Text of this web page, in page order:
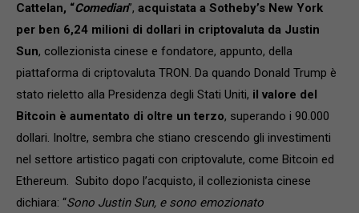
Cattelan, “Comedian”, acquistata a Sotheby’s New York
per ben 6,24 milioni di dollari in criptovaluta da Justin
Sun, collezionista cinese e fondatore, appunto, della
piattaforma di criptovaluta TRON. Da quando Donald Trump è
stato rieletto alla Presidenza degli Stati Uniti, il valore del
Bitcoin è aumentato di oltre un terzo, superando i 90.000
dollari. Inoltre, sembra che stiano crescendo gli investimenti
nel settore artistico pagati con criptovalute, come Bitcoin ed
Ethereum. Subito dopo l’acquisto, il collezionista cinese
dichiara: “Sono Justin Sun, e sono emozionato